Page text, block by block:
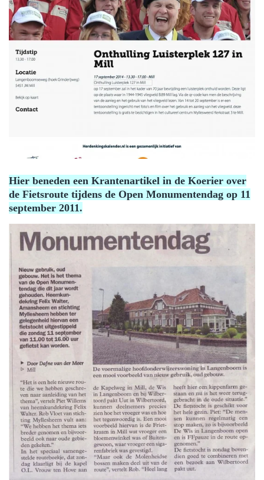
Hier beneden een Krantenartikel in de Koerier over
de Fietsroute tijdens de Open Monumentendag op 11
september 2011.